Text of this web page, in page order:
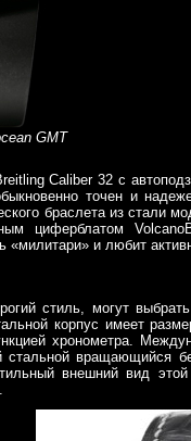
GMT
Caliber 32 с
точен и
браслета из стали
циферблатом
«милитари» и любит
стиль, могут
корпус имеет
хронометра.
вращающийся
внешний вид